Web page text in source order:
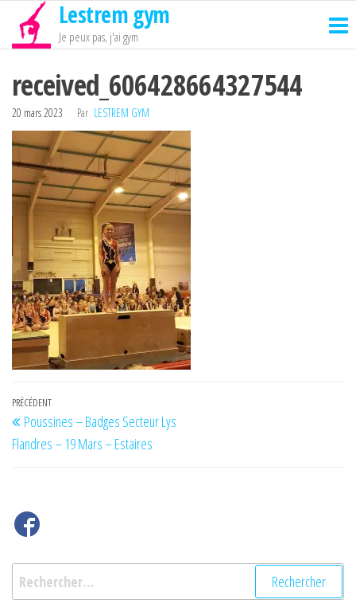
Passer
contenu
Lestrem gym
Je peux pas, j'ai gym
received_606428664327544
20 mars 2023 Par LESTREM GYM
Navigation
de
l’article
Article
précédent
PRÉCÉDENT
Poussines – Badges Secteur Lys
Flandres – 19 Mars – Estaires
Rechercher :